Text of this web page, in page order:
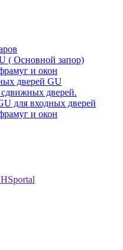
( Основной запор)
и окон
дверей GU
дверей.
для входных дверей
и окон